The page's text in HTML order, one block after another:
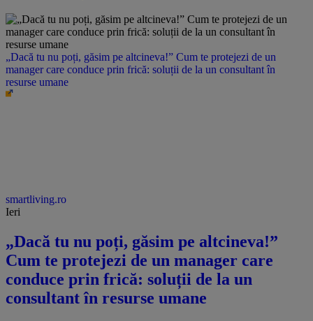
„Dacă tu nu poți, găsim pe altcineva!” Cum te protejezi de un
manager care conduce prin frică: soluții de la un consultant în
resurse umane
smartliving.ro
Ieri
„Dacă tu nu poți, găsim pe altcineva!”
Cum te protejezi de un manager care
conduce prin frică: soluții de la un
consultant în resurse umane